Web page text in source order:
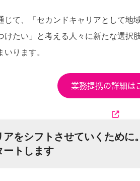
じて、「セカンドキャリアとして地
けたい」と考える人々に新たな選択
ります。
アをシフトさせていくために
ートします